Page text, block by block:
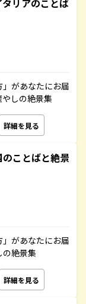
リアのことば
があなたにお届
しの絶景集
詳細を見る
ことばと絶景
があなたにお届
の絶景集
詳細を見る